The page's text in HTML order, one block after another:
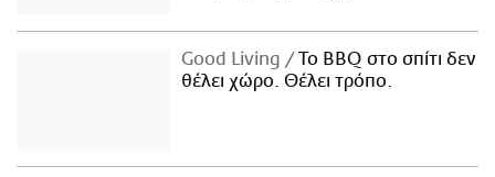
Good Living
Το BBQ στο σπίτι δεν
θέλει χώρο. Θέλει τρόπο.